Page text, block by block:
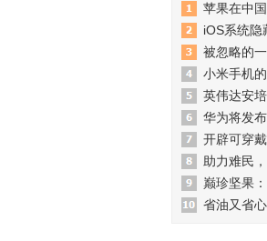
苹果在中
iOS系统隐
被忽略的
小米手机
英伟达安
华为将发
开辟可穿
助力难民
巅珍坚果
省油又省